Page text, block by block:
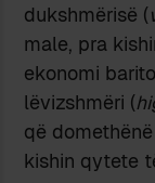
dukshmërisë (
male, pra
ekonomi
lëvizshmëri (
që
kishin qytete